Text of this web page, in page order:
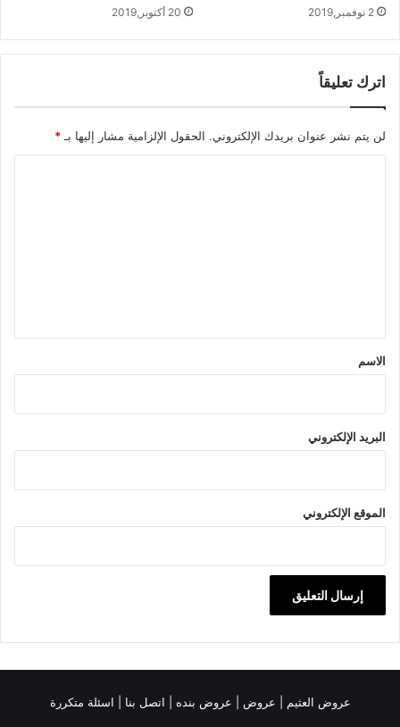
2 نوفمبر,2019 20 أكتوبر,2019
اترك تعليقاً
لن يتم نشر عنوان بريدك الإلكتروني. الحقول الإلزامية مشار إليها بـ*
*
الاسم
البريد الإلكتروني
الموقع الإلكتروني
عروض العثيم عروض عروض بنده | اتصل بنا | اسئلة متكررة